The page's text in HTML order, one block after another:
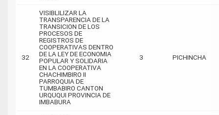
32
VISIBLILIZAR LA
TRANSPARENCIA DE LA
TRANSICION DE LOS
PROCESOS DE
REGISTROS DE
COOPERATIVAS DENTRO
DE LA LEY DE ECONOMIA
POPULAR Y SOLIDARIA
EN LA COOPERATIVA
CHACHIMBIRO II
PARROQUIA DE
TUMBABIRO CANTON
URQUQUI PROVINCIA DE
IMBABURA
3 PICHINCHA